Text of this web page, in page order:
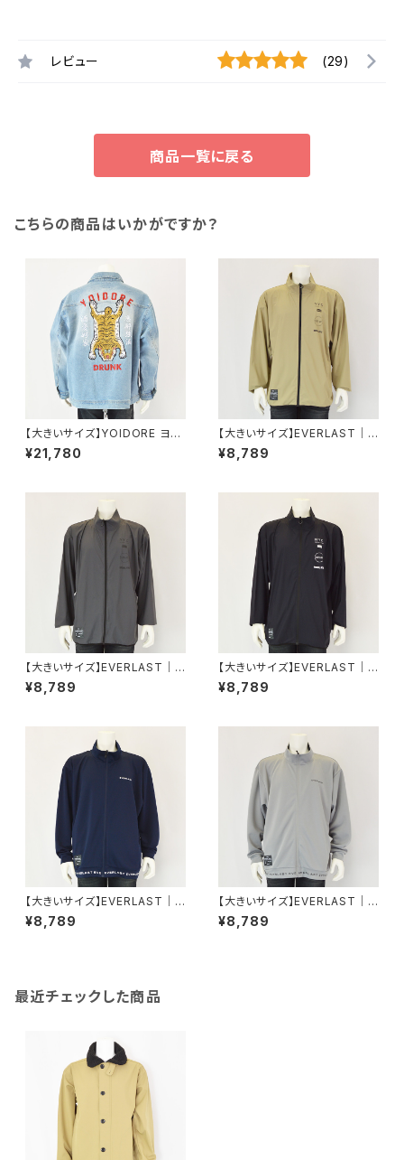
レビュー (29)
商品一覧に戻る
こちらの商品はいかがですか？
【大きいサイズ】YOIDORE ヨイ
ドレ｜ヴィンテージ刺繍デニム
ジャケット｜チベタンデニムジャ
¥21,780
【大きいサイズ】EVERLAST｜U
Vカットナイロンストレッチジャ
ケット｜吸水速乾 エバーラスト
¥8,789
【大きいサイズ】EVERLAST｜U
Vカットナイロンストレッチジャ
ケット｜吸水速乾 エバーラスト
¥8,789
【大きいサイズ】EVERLAST｜U
Vカットナイロンストレッチジャ
ケット｜吸水速乾 エバーラスト
¥8,789
【大きいサイズ】EVERLAST｜U
Vカットストレッチ裾デザインジ
ャケット｜エバーラスト メンズ e
¥8,789
【大きいサイズ】EVERLAST｜U
Vカットストレッチ裾デザインジ
ャケット｜エバーラスト メンズ e
¥8,789
最近チェックした商品